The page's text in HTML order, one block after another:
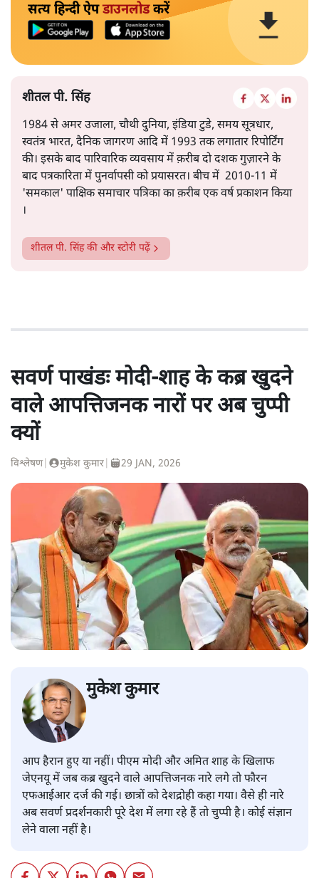
सत्य हिन्दी ऐपडाउनलोडकरें
शीतल पी. सिंह
1984 से अमर उजाला, चौथी दुनिया, इंडिया टुडे, समय सूत्रधार,
स्वतंत्र भारत, दैनिक जागरण आदि में 1993 तक लगातार रिपोर्टिंग
की। इसके बाद पारिवारिक व्यवसाय में क़रीब दो दशक गुज़ारने के
बाद पत्रकारिता में पुनर्वापसी को प्रयासरत। बीच में 2010-11 में
'समकाल' पाक्षिक समाचार पत्रिका का क़रीब एक वर्ष प्रकाशन किया
।
शीतल पी. सिंहकी और स्टोरी पढ़ें
सवर्ण पाखंडः मोदी-शाह के कब्र खुदने
वाले आपत्तिजनक नारों पर अब चुप्पी
क्यों
विश्लेषण| मुकेश कुमार 29 JAN, 2026
मुकेश कुमार
आप हैरान हुए या नहीं। पीएम मोदी और अमित शाह के खिलाफ
जेएनयू में जब कब्र खुदने वाले आपत्तिजनक नारे लगे तो फौरन
एफआईआर दर्ज की गई। छात्रों को देशद्रोही कहा गया। वैसे ही नारे
अब सवर्ण प्रदर्शनकारी पूरे देश में लगा रहे हैं तो चुप्पी है। कोई संज्ञान
लेने वाला नहीं है।